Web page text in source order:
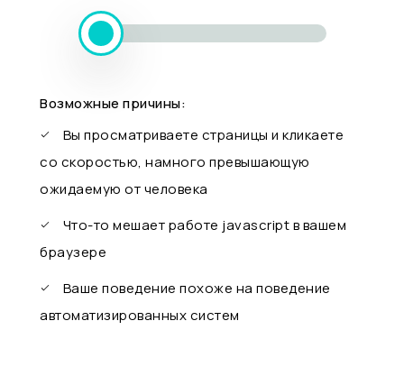
Возможные причины:
Вы просматриваете страницы и кликаете
со скоростью, намного превышающую
ожидаемую от человека
Что-то мешает работе javascript в вашем
браузере
Ваше поведение похоже на поведение
автоматизированных систем